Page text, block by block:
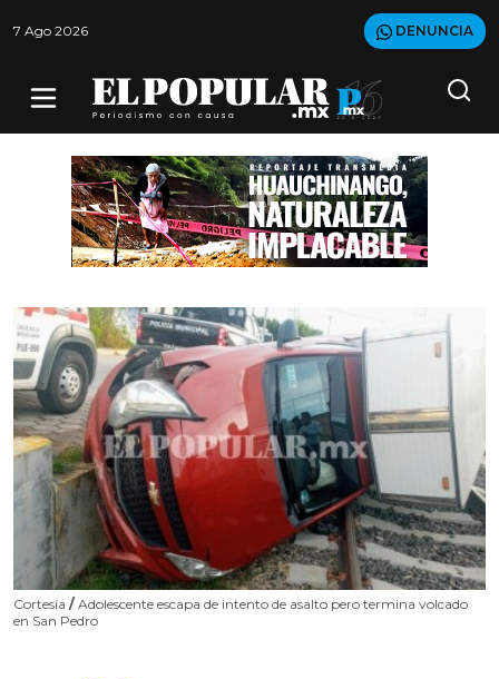
7 Ago 2026 DENUNCIA
Cortesía / Adolescente escapa de intento de asalto pero termina volcado
en San Pedro